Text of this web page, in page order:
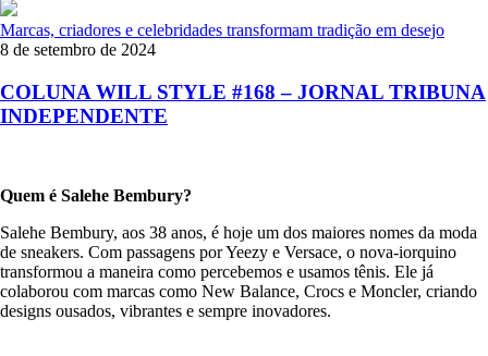
Marcas, criadores e celebridades transformam tradição em desejo
8 de setembro de 2024
COLUNA WILL STYLE #168 – JORNAL TRIBUNA
INDEPENDENTE
Quem é Salehe Bembury?
Salehe Bembury, aos 38 anos, é hoje um dos maiores nomes da moda
de sneakers. Com passagens por Yeezy e Versace, o nova-iorquino
transformou a maneira como percebemos e usamos tênis. Ele já
colaborou com marcas como New Balance, Crocs e Moncler, criando
designs ousados, vibrantes e sempre inovadores.